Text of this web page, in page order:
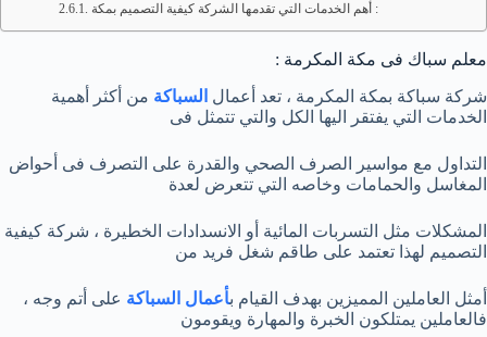
أهم الخدمات التي تقدمها الشركة كيفية التصميم بمكة :
معلم سباك فى مكة المكرمة :
شركة سباكة بمكة المكرمة ، تعد أعمال السباكة من أكثر أهمية
الخدمات التي يفتقر اليها الكل والتي تتمثل فى
التداول مع مواسير الصرف الصحي والقدرة على التصرف فى أحواض
المغاسل والحمامات وخاصه التي تتعرض لعدة
المشكلات مثل التسربات المائية أو الانسدادات الخطيرة ، شركة كيفية
التصميم لهذا تعتمد على طاقم شغل فريد من
أمثل العاملين المميزين بهدف القيام بأعمال السباكة على أتم وجه ،
فالعاملين يمتلكون الخبرة والمهارة ويقومون